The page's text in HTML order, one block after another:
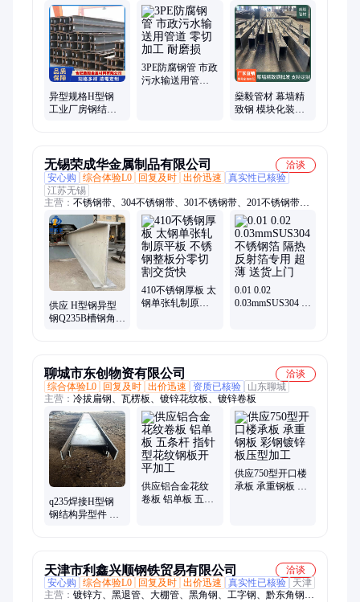
异型规格H型钢
工业厂房钢结构
3PE防腐钢管 市政
污水输送用管道
燊毅管材 幕墙精
致钢 模块化装配
无锡荣成华金属制品有限公司
洽谈
安心购
综合体验L0 回复及时 出价迅速
真实性已核验
江苏无锡
主营： 不锈钢带、304不锈钢带、301不锈钢带、201不锈钢带、
430不锈钢带、310s不锈钢带、弹簧不锈钢带、软硬态不锈钢
带、精密不锈钢带、不锈钢箔、手撕不锈钢、316l不锈钢带、弹
性不锈钢带、全硬不锈钢带、不锈钢带材、不锈钢卷带、无磁不
锈钢带、305不锈钢带、冲压不锈钢带、亮面不锈钢带、拉丝不
锈钢带、退火不锈钢带、不锈钢卷材、半硬不锈钢带、超薄不锈
钢带
供应 H型钢异型
钢Q235B槽钢角钢
410不锈钢厚板 太
钢单张轧制原平
0.01 0.02
0.03mmSUS304 不
聊城市东创物资有限公司
洽谈
综合体验L0
回复及时 出价迅速 资质已核验
山东聊城
主营： 冷拔扁钢、瓦楞板、镀锌花纹板、镀锌卷板
q235焊接H型钢
钢结构异型件 彩
供应铝合金花纹
卷板 铝单板 五条
供应750型开口楼
承板 承重钢板 彩
天津市利鑫兴顺钢铁贸易有限公司
洽谈
安心购
综合体验L0 回复及时 出价迅速 真实性已核验
天津
主营： 镀锌方、黑退管、大棚管、黑角钢、工字钢、黔东角钢、